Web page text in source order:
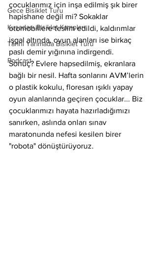
Gece Bisiklet Turu
Kuşadası Bisiklet Kampları
Tarihi Yarımada Bisiklet Turu
Podcast
çocuklarımız için inşa edilmiş şık birer
hapishane değil mi? Sokaklar
otomobillere teslim edildi, kaldırımlar
işgal altında, oyun alanları ise birkaç
paslı demir yığınına indirgendi.
Sonuç? Evlere hapsedilmiş, ekranlara
bağlı bir nesil. Hafta sonlarını AVM’lerin
o plastik kokulu, floresan ışıklı yapay
oyun alanlarında geçiren çocuklar... Biz
çocuklarımızı hayata hazırladığımızı
sanırken, aslında onları sınav
maratonunda nefesi kesilen birer
"robota" dönüştürüyoruz.